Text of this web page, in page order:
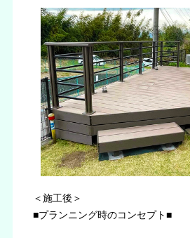
＜施工後＞
■プランニング時のコンセプト■